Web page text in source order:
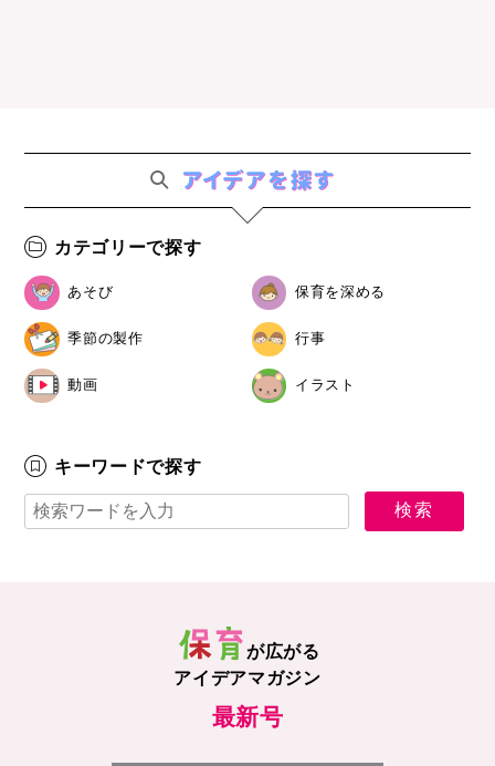
カテゴリーで探す
あそび 保育を深める
季節の製作 行事
動画 イラスト
キーワードで探す
が広がる
アイデアマガジン
最新号